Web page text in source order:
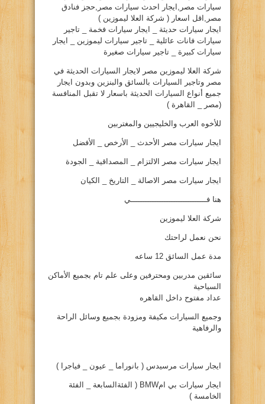
سيارات مصر,ايجار احدث سيارات مصر,حجز فنادق
مصر,اقل اسعار ( شركة العلا ليموزين )
ايجار سيارات حديثة _ ايجار سيارات فخمة _ تاجير
سيارات فانات عائلية _ تاجير سيارات ليموزين _ ايجار
سيارات كبيرة _ تاجير سيارات صغيرة
شركة العلا ليموزين مصر لايجار السيارات الحديثة في
مصر وتاجير السيارات بالسائق والبنزين وبدون ايجار
جميع أنواع السيارات الحديثة باسعار لا تقبل المنافسة
(مصر _ القاهرة )
للأخوه العرب والخليجيين والمغتربين
ايجار سيارات مصر الأحدث _ الأرخص _ الأفضل
ايجار سيارات مصر الالتزام _ المصداقية _ الجودة
ايجار سيارات مصر الاصالة _ التاريخ _ الكيان
هنا فــــــــــــــــــــــــــــــــي
شركة العلا ليموزين
نحن نعمل لراحتك
مدة عمل السائق 12 ساعه
سائقين مدربين ومحترفين وعلى علم تام بجميع الأماكن
السياحية
عداد مفتوح داخل القاهره
وجميع السيارات مكيفة ومزودة بجميع وسائل الراحة
والرفاهية
ايجار سيارات مرسيدس ( بانوراما _ عيون _ فياجرا )
ايجار سيارات بي امBMW ( الفئةالسابعة _ الفئة
الخامسة )